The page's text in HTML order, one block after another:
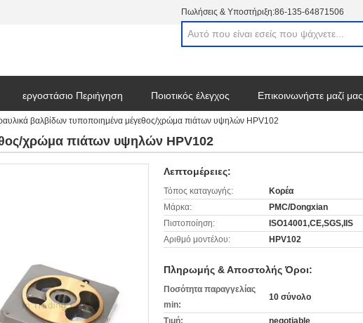
Πωλήσεις & Υποστήριξη:86-135-64871506
εργοστάσιο Περιήγηση Ποιοτικός έλεγχος Επικοινωνήστε μαζί μας
βαλβίδων τυποποιημένα μέγεθος/χρώμα πιάτων υψηλών HPV102
χρώμα πιάτων υψηλών HPV102
Λεπτομέρειες:
Τόπος καταγωγής:
Κορέα
Μάρκα:
PMC/Dongxian
Πιστοποίηση:
ISO14001,CE,SGS,IIS
Αριθμό μοντέλου:
HPV102
Πληρωμής & Αποστολής Όροι:
Ποσότητα παραγγελίας
min:
10 σύνολο
Τιμή:
negotiable